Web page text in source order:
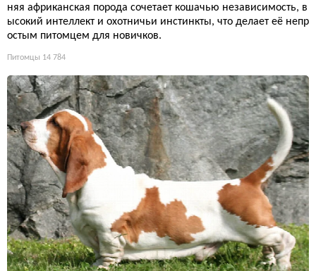
няя африканская порода сочетает кошачью независимость, в
ысокий интеллект и охотничьи инстинкты, что делает её непр
остым питомцем для новичков.
Питомцы 14 784